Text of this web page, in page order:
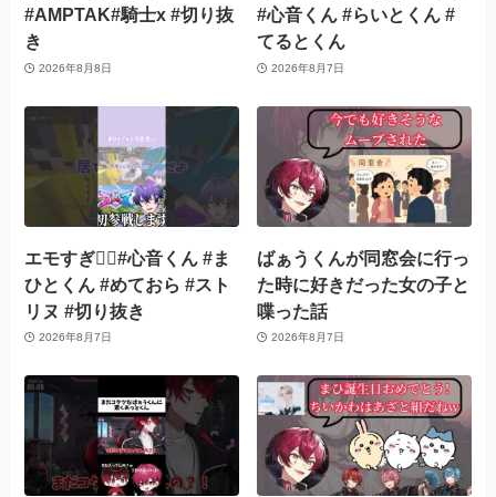
#AMPTAK#騎士x #切り抜
き
2026年8月8日
#心音くん #らいとくん #
てるとくん
2026年8月7日
エモすぎ☝🏻#心音くん #ま
ひとくん #めておら #スト
リヌ #切り抜き
2026年8月7日
ばぁうくんが同窓会に行っ
た時に好きだった女の子と
喋った話
2026年8月7日